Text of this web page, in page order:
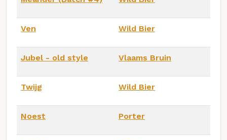
Ven Wild Bier
Jubel - old style Vlaams Bruin
Twijg Wild Bier
Noest Porter